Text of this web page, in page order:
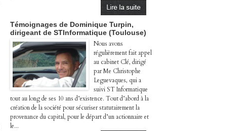
Témoignages de Dominique Turpin,
dirigeant de STInformatique (Toulouse)
Nous avons
régulièrement fait appel
au cabinet Clé, dirigé
par Me Christophe
Leguevaques, qui a
suivi ST Informatique
tout au long de ses 10 ans d’existence. Tout d’abord à la
création de la société pour sécuriser statutairement la
provenance du capital, pour le départ d’un actionnaire et
le...